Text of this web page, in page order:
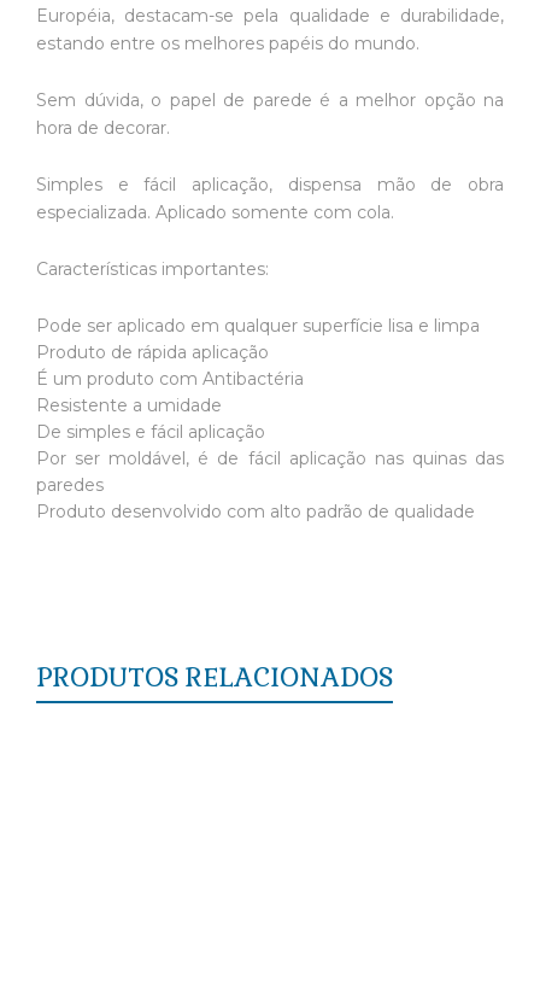
Européia, destacam-se pela qualidade e durabilidade,
estando entre os melhores papéis do mundo.
Sem dúvida, o papel de parede é a melhor opção na
hora de decorar.
Simples e fácil aplicação, dispensa mão de obra
especializada. Aplicado somente com cola.
Características importantes:
Pode ser aplicado em qualquer superfície lisa e limpa
Produto de rápida aplicação
É um produto com Antibactéria
Resistente a umidade
De simples e fácil aplicação
Por ser moldável, é de fácil aplicação nas quinas das
paredes
Produto desenvolvido com alto padrão de qualidade
PRODUTOS RELACIONADOS